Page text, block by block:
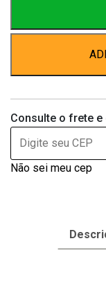
Consulte o frete e
Não sei meu cep